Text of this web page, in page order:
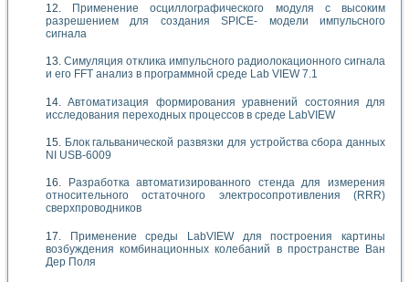
Применение осциллографического модуля с высоким
разрешением для создания SPICE- модели импульсного
сигнала
Симуляция отклика импульсного радиолокационного сигнала
и его FFT анализ в программной среде Lab VIEW 7.1
Автоматизация формирования уравнений состояния для
исследования переходных процессов в среде LabVIEW
Блок гальванической развязки для устройства сбора данных
NI USB-6009
Разработка автоматизированного стенда для измерения
относительного остаточного электросопротивления (RRR)
сверхпроводников
Применение среды LabVIEW для построения картины
возбуждения комбинационных колебаний в пространстве Ван
Дер Поля